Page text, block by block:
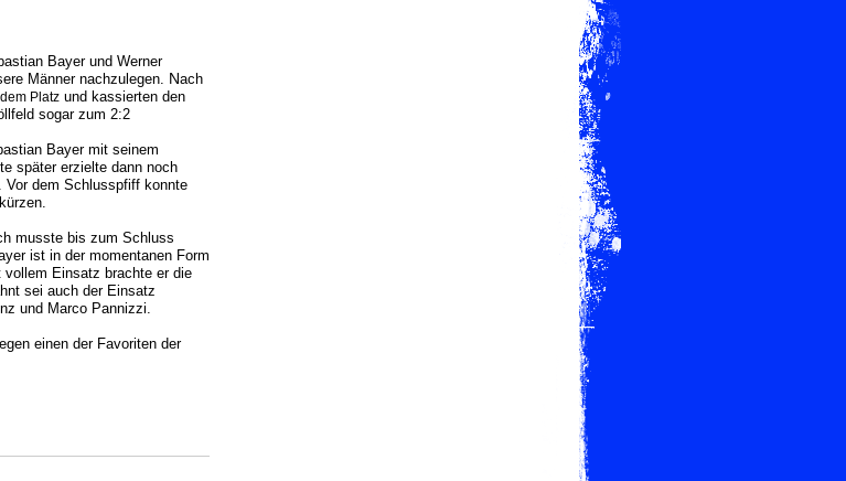
Bayer und Werner
Männer nachzulegen. Nach
dem Platz und kassierten den
sogar zum 2:2
Bayer mit seinem
später erzielte dann noch
Vor dem Schlusspfiff konnte
musste bis zum Schluss
ist in der momentanen Form
Einsatz brachte er die
sei auch der Einsatz
und Marco Pannizzi.
einen der Favoriten der